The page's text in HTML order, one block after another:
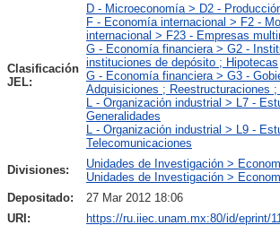
Clasificación
JEL:
D - Microeconomía > D2 -
F - Economía internacional > F2 -
internacional > F23 - Empresas
G - Economía financiera > G2 -
instituciones de depósito ; Hipotecas
G - Economía financiera > G3 -
Adquisiciones ; Reestructuraciones
L - Organización industrial > L7 -
Generalidades
L - Organización industrial > L9 -
Telecomunicaciones
Divisiones:
Unidades de Investigación >
Unidades de Investigación >
Depositado:
27 Mar 2012 18:06
URI:
https://ru.iiec.unam.mx:80/id/eprint/